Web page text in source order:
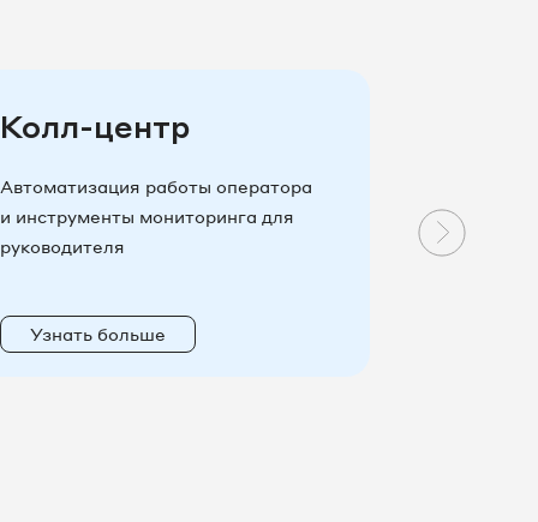
Колл-центр
Автоматизация работы оператора
и инструменты мониторинга для
руководителя
Узнать больше